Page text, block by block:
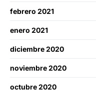
febrero 2021
enero 2021
diciembre 2020
noviembre 2020
octubre 2020